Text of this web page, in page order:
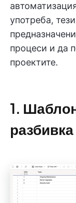
употреба,
процеси и да
проектите.
1.